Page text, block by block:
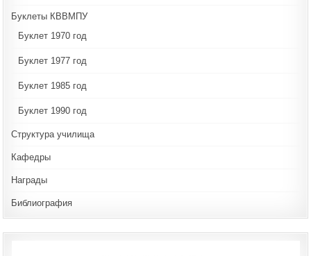
Буклеты КВВМПУ
Буклет 1970 год
Буклет 1977 год
Буклет 1985 год
Буклет 1990 год
Структура училища
Кафедры
Награды
Библиография